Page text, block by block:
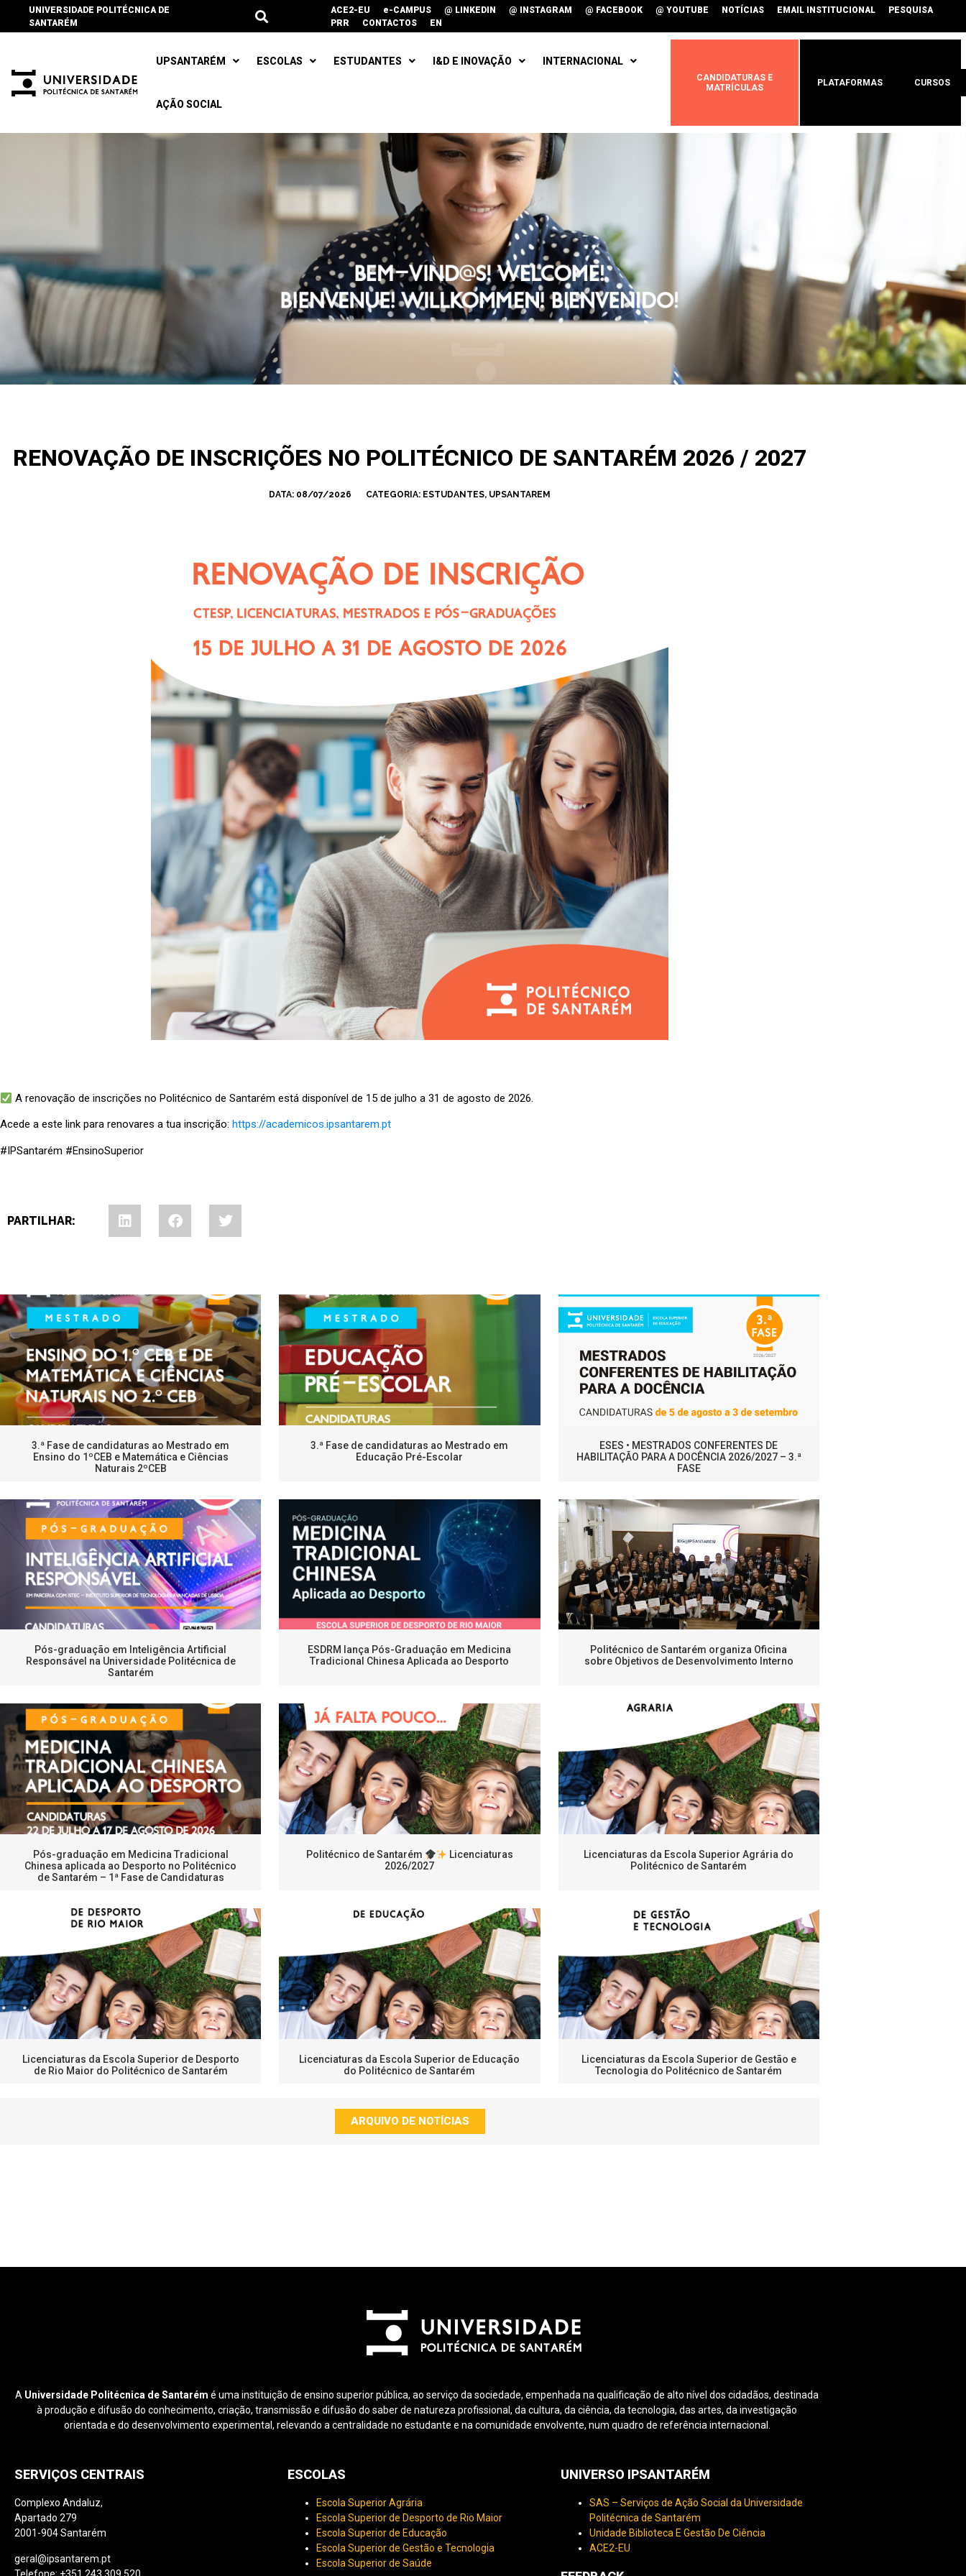
UNIVERSIDADE POLITÉCNICA DE
SANTARÉM
ACE2-EU e-CAMPUS @ LINKEDIN @ INSTAGRAM @ FACEBOOK @ YOUTUBE NOTÍCIAS EMAIL INSTITUCIONAL
PESQUISA
PRR
CONTACTOS EN
UPSANTARÉM ESCOLAS ESTUDANTES I&D E INOVAÇÃO INTERNACIONAL
AÇÃO SOCIAL
CANDIDATURAS E
MATRÍCULAS
PLATAFORMAS CURSOS
RENOVAÇÃO DE INSCRIÇÕES NO POLITÉCNICO DE SANTARÉM 2026 / 2027
DATA: 08/07/2026 CATEGORIA: ESTUDANTES, UPSANTAREM
A renovação de inscrições no Politécnico de Santarém está disponível de 15 de julho a 31 de agosto de 2026.
Acede a este link para renovares a tua inscrição: https://academicos.ipsantarem.pt
#IPSantarém #EnsinoSuperior
PARTILHAR:
3.ª Fase de candidaturas ao Mestrado em
Ensino do 1ºCEB e Matemática e Ciências
Naturais 2ºCEB
3.ª Fase de candidaturas ao Mestrado em
Educação Pré-Escolar
ESES • MESTRADOS CONFERENTES DE
HABILITAÇÃO PARA A DOCÊNCIA 2026/2027 – 3.ª
FASE
Pós-graduação em Inteligência Artificial
Responsável na Universidade Politécnica de
Santarém
ESDRM lança Pós-Graduação em Medicina
Tradicional Chinesa Aplicada ao Desporto
Politécnico de Santarém organiza Oficina
sobre Objetivos de Desenvolvimento Interno
Pós-graduação em Medicina Tradicional
Chinesa aplicada ao Desporto no Politécnico
de Santarém – 1ª Fase de Candidaturas
Politécnico de Santarém
Licenciaturas
2026/2027
Licenciaturas da Escola Superior Agrária do
Politécnico de Santarém
Licenciaturas da Escola Superior de Desporto
de Rio Maior do Politécnico de Santarém
Licenciaturas da Escola Superior de Educação
do Politécnico de Santarém
Licenciaturas da Escola Superior de Gestão e
Tecnologia do Politécnico de Santarém
ARQUIVO DE NOTÍCIAS
A Universidade Politécnica de Santarém é uma instituição de ensino superior pública, ao serviço da sociedade, empenhada na qualificação de alto nível dos cidadãos, destinada
à produção e difusão do conhecimento, criação, transmissão e difusão do saber de natureza profissional, da cultura, da ciência, da tecnologia, das artes, da investigação
orientada e do desenvolvimento experimental, relevando a centralidade no estudante e na comunidade envolvente, num quadro de referência internacional.
SERVIÇOS CENTRAIS
Complexo Andaluz,
Apartado 279
2001-904 Santarém
geral@ipsantarem.pt
Telefone: +351 243 309 520
ESCOLAS
Escola Superior Agrária
Escola Superior de Desporto de Rio Maior
Escola Superior de Educação
Escola Superior de Gestão e Tecnologia
Escola Superior de Saúde
UNIVERSO IPSANTARÉM
SAS – Serviços de Ação Social da Universidade
Politécnica de Santarém
Unidade Biblioteca E Gestão De Ciência
ACE2-EU